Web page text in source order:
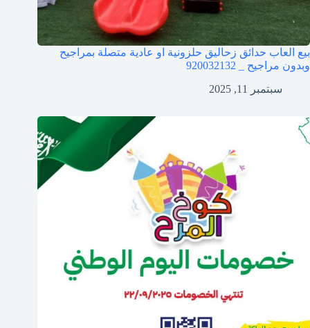
بيع العاب حدائق زحاليق حلزونية او عادية متصلة بمراجيح
وبدون مراجيح _ 920032132
سبتمبر 11, 2025